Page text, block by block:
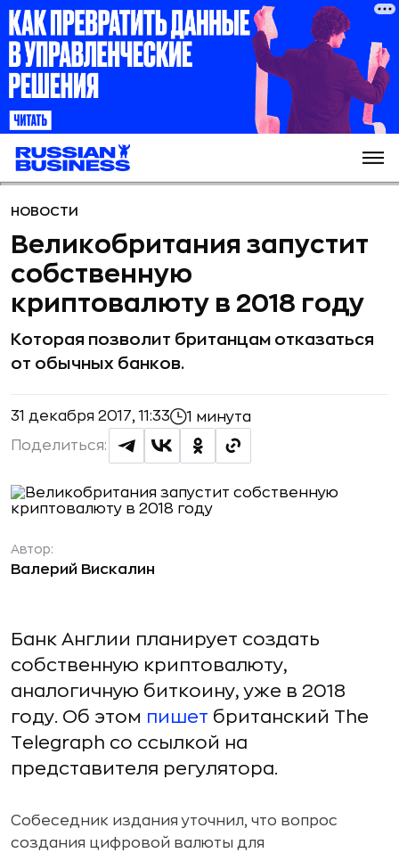
НОВОСТИ
Великобритания запустит
собственную
криптовалюту в 2018 году
Которая позволит британцам отказаться
от обычных банков.
31 декабря 2017, 11:33 1 минута
Поделиться:
Автор:
Валерий Вискалин
Банк Англии планирует создать
собственную криптовалюту,
аналогичную биткоину, уже в 2018
году. Об этом пишет британский The
Telegraph со ссылкой на
представителя регулятора.
Собеседник издания уточнил, что вопрос
создания цифровой валюты для